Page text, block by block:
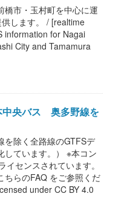
橋市・玉村町を中心に運
します。 / [realtime
information for Nagai
City and Tamamura
中央バス 奥多野線を
を除く全路線のGTFSデ
しています。） ※本コン
イセンスされています。
ちらのFAQ をご参照くだ
under CC BY 4.0